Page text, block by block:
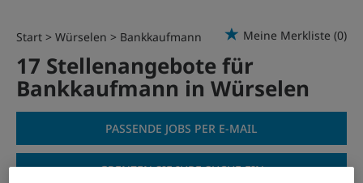
Start Würselen Bankkaufmann Meine Merkliste (0)
17 Stellenangebote für
Bankkaufmann in Würselen
PASSENDE JOBS PER E-MAIL
GRENZEN SIE IHRE SUCHE EIN